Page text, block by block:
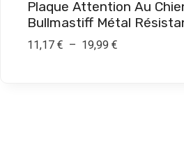
9
,
9
Plaque Attention Au
Bullmastiff Métal
11,17 € – 19,99 €P